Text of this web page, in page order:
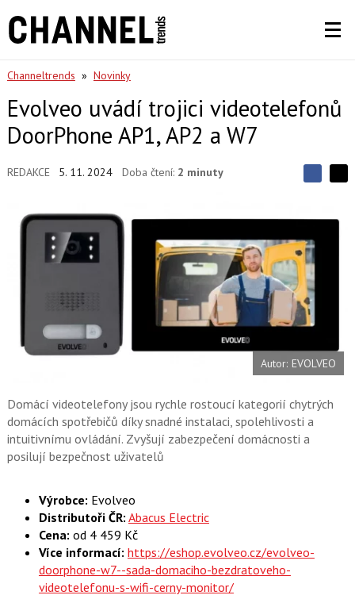
Channeltrends » Novinky
Evolveo uvádí trojici videotelefonů
DoorPhone AP1, AP2 a W7
REDAKCE 5. 11. 2024 Doba čtení: 2 minuty
S
í
l
e
t
S
l
j
t
e
n
a
c
b
o
o
l
X
Autor: EVOLVEO
Domácí videotelefony jsou rychle rostoucí kategorií chytrých
domácích spotřebičů díky snadné instalaci, spolehlivosti a
intuitivnímu ovládání. Zvyšují zabezpečení domácnosti a
posilují bezpečnost uživatelů
Výrobce: Evolveo
Distributoři ČR: Abacus Electric
Cena: od 4 459 Kč
Více informací: https://eshop.evolveo.cz/evolveo-
doorphone-w7--sada-domaciho-bezdratoveho-
videotelefonu-s-wifi-cerny-monitor/